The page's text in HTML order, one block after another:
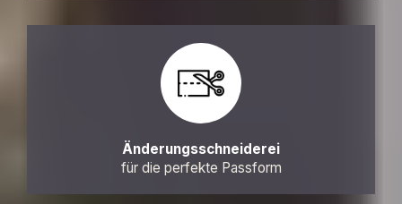
Änderungsschneiderei
für die perfekte Passform